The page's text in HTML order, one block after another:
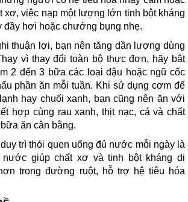
xơ, việc nạp một lượng lớn tinh bột kháng
đầy hơi hoặc chướng bụng nhẹ.
thuận lợi, bạn nên tăng dần lượng dùng
vì thay đổi toàn bộ thực đơn, hãy bắt
2 đến 3 bữa các loại đậu hoặc ngũ cốc
phần ăn mỗi tuần. Khi sử dụng cơm để
hay chuối xanh, bạn cũng nên ăn với
hợp cùng rau xanh, thịt nạc, cá và chất
ăn cân bằng.
trì thói quen uống đủ nước mỗi ngày là
nước giúp chất xơ và tinh bột kháng di
trong đường ruột, hỗ trợ hệ tiêu hóa